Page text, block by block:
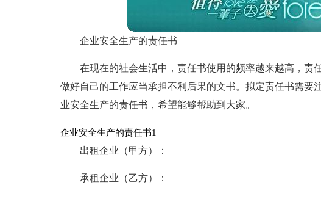
企业安全生产的责任书
在现在的社会生活中，责任书使用的频率越来越高，责
做好自己的工作应当承担不利后果的文书。拟定责任书需要
业安全生产的责任书，希望能够帮助到大家。
企业安全生产的责任书1
出租企业（甲方）：
承租企业（乙方）：